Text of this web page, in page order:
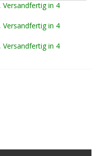
Versandfertig in 4
Versandfertig in 4
Versandfertig in 4